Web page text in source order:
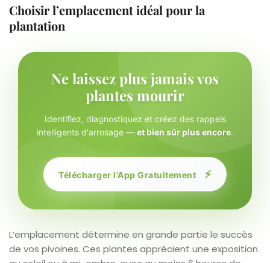
Choisir l’emplacement idéal pour la
plantation
Ne laissez plus jamais vos
plantes mourir
Identifiez, diagnostiquez et créez des rappels
intelligents d'arrosage — et bien sûr plus encore.
Télécharger l'App Gratuitement ⚡
L’emplacement détermine en grande partie le succès
de vos pivoines. Ces plantes apprécient une exposition